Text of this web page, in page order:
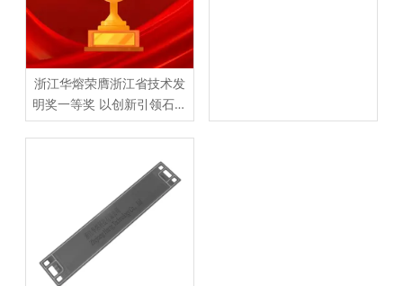
浙江华熔荣膺浙江省技术发
明奖一等奖 以创新引领石墨
材料产业升级